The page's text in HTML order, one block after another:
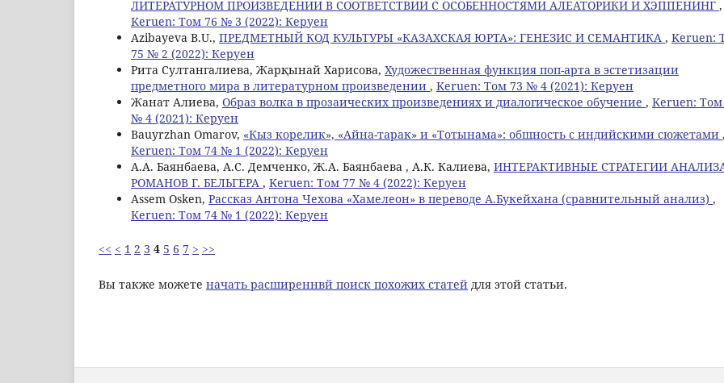
ЛИТЕРАТУРНОМ ПРОИЗВЕДЕНИИ В СООТВЕТСТВИИ С ОСОБЕННОСТЯМИ АЛЕАТОРИКИ И ХЭППЕНИНГ ,
Keruen: Том 76 № 3 (2022): Керуен
Azibayeva B.U., ПРЕДМЕТНЫЙ КОД КУЛЬТУРЫ «КАЗАХСКАЯ ЮРТА»: ГЕНЕЗИС И СЕМАНТИКА , Keruen:
75 № 2 (2022): Керуен
Рита Султангалиева, Жарқынай Харисова, Художественная функция поп-арта в эстетизации
предметного мира в литературном произведении , Keruen: Том 73 № 4 (2021): Керуен
Жанат Алиева, Образ волка в прозаических произведениях и диалогическое обучение , Keruen: Том
№ 4 (2021): Керуен
Bauyrzhan Omarov, «Кыз корелик», «Айна-тарак» и «Тотынама»: общность с индийскими сюжетами ,
Keruen: Том 74 № 1 (2022): Керуен
А.А. Баянбаева, А.С. Демченко, Ж.А. Баянбаева , А.К. Калиева, ИНТЕРАКТИВНЫЕ СТРАТЕГИИ
РОМАНОВ Г. БЕЛЬГЕРА , Keruen: Том 77 № 4 (2022): Керуен
Assem Osken, Рассказ Антона Чехова «Хамелеон» в переводе А.Букейхана (сравнительный анализ) ,
Keruen: Том 74 № 1 (2022): Керуен
<< < 1 2 3 4 5 6 7 > >>
Вы также можете начать расширеннвй поиск похожих статей для этой статьи.